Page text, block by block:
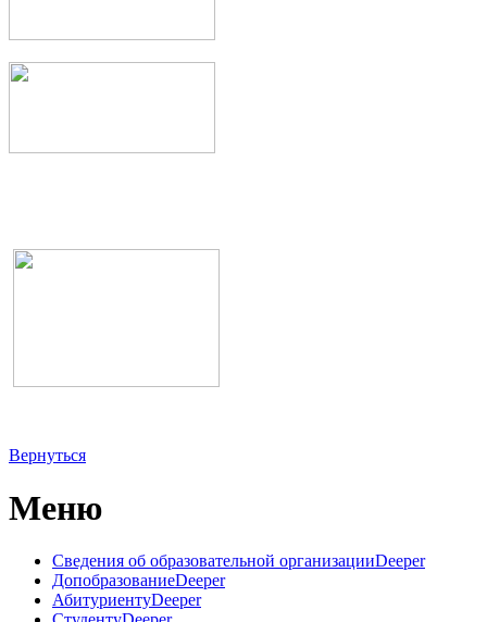
Вернуться
Меню
Сведения об образовательной организацииDeeper
ДопобразованиеDeeper
АбитуриентуDeeper